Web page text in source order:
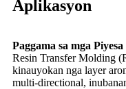
Aplikasyon
Paggama sa mga
Resin Transfer Molding
kinauyokan nga layer
multi-directional,